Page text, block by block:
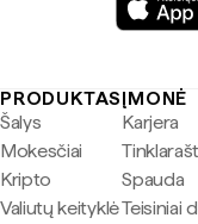
PRODUKTAS
Šalys
Mokesčiai
Kripto
Valiutų keityklė
ĮMONĖ
Karjera
Spauda
Teisiniai